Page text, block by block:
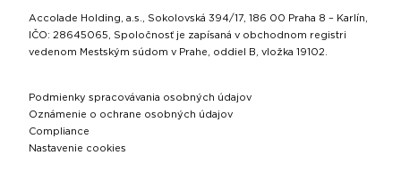
Accolade Holding, a.s., Sokolovská 394/17, 186 00 Praha 8 – Karlín,
IČO: 28645065, Spoločnosť je zapísaná v obchodnom registri
vedenom Mestským súdom v Prahe, oddiel B, vložka 19102.
Podmienky spracovávania osobných údajov
Oznámenie o ochrane osobných údajov
Compliance
Nastavenie cookies